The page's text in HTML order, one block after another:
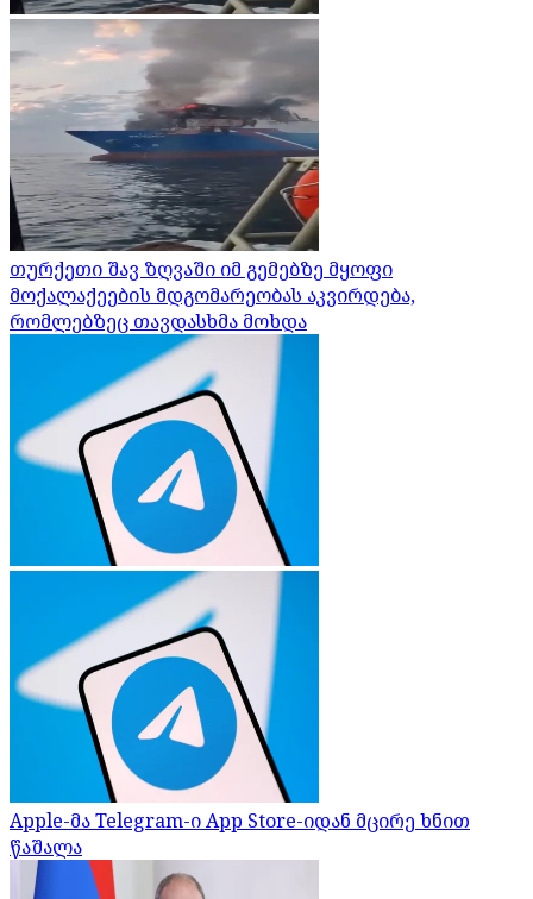
თურქეთი შავ ზღვაში იმ გემებზე მყოფი
მოქალაქეების მდგომარეობას აკვირდება,
რომლებზეც თავდასხმა მოხდა
Apple-მა Telegram-ი App Store-იდან მცირე ხნით
წაშალა